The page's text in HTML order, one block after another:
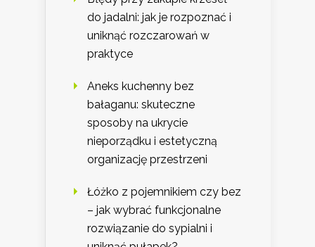
do jadalni: jak je rozpoznać i
uniknąć rozczarowań w
praktyce
Aneks kuchenny bez
bałaganu: skuteczne
sposoby na ukrycie
nieporządku i estetyczną
organizację przestrzeni
Łóżko z pojemnikiem czy bez
– jak wybrać funkcjonalne
rozwiązanie do sypialni i